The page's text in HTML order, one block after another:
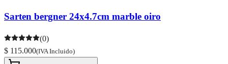
Sarten bergner 24x4.7cm marble oiro
(0)
$ 115.000(IVA Incluido)